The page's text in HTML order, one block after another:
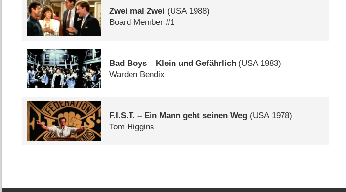
Zwei mal Zwei (USA 1988)
Board Member #1
Bad Boys – Klein und Gefährlich (USA 1983)
Warden Bendix
F.I.S.T. – Ein Mann geht seinen Weg (USA 1978)
Tom Higgins